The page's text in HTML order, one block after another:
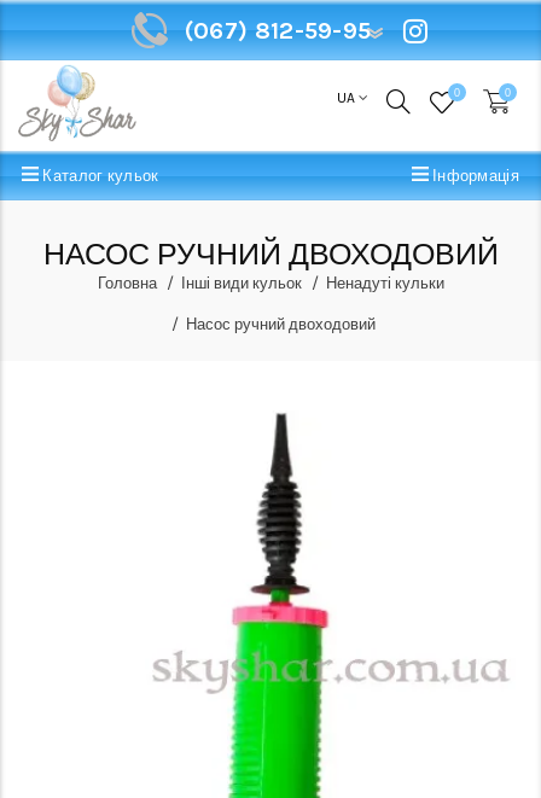
(067) 812-59-95
UA 0 0
Каталог кульок Інформація
НАСОС РУЧНИЙ ДВОХОДОВИЙ
Головна Інші види кульок Ненадуті кульки
Насос ручний двоходовий